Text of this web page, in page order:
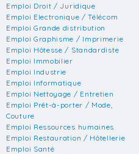
Emploi Droit / Juridique
Emploi Electronique / Télécom
Emploi Grande distribution
Emploi Graphisme / Imprimerie
Emploi Hôtesse / Standardiste
Emploi Immobilier
Emploi Industrie
Emploi Informatique
Emploi Nettoyage / Entretien
Emploi Prêt-à-porter / Mode,
Couture
Emploi Ressources humaines
Emploi Restauration / Hôtellerie
Emploi Santé